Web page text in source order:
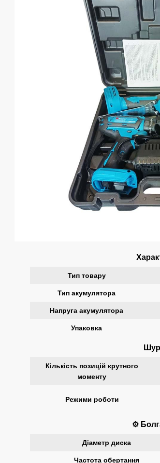
Тип товару
Тип акумулятора
Напруга акумулятора
Упаковка
Кількість позицій крутного
моменту
Режими роботи
⚙️
Діаметр диска
Частота обертання